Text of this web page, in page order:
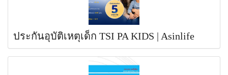
ประกันอุบัติเหตุเด็ก TSI PA KIDS | Asinlife